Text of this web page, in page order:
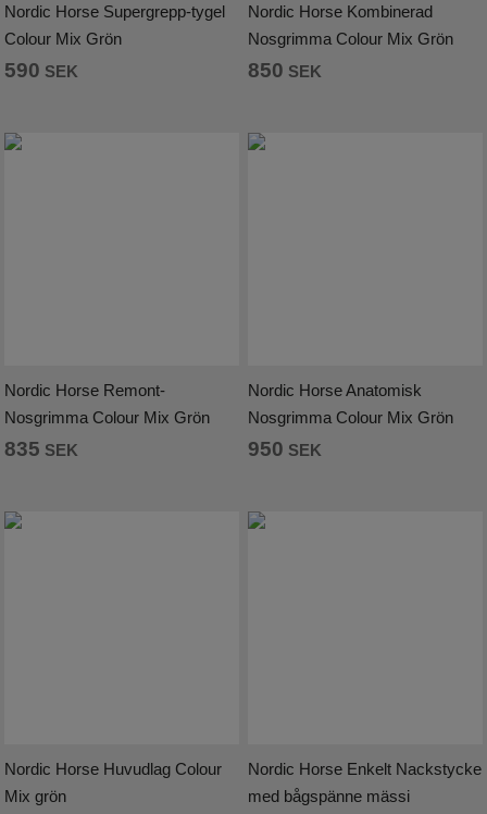
Nordic Horse Supergrepp-tygel
Colour Mix Grön
590 SEK
Nordic Horse Kombinerad
Nosgrimma Colour Mix Grön
850 SEK
Nordic Horse Remont-
Nosgrimma Colour Mix Grön
835 SEK
Nordic Horse Anatomisk
Nosgrimma Colour Mix Grön
950 SEK
Nordic Horse Huvudlag Colour
Mix grön
Nordic Horse Enkelt Nackstycke
med bågspänne mässi